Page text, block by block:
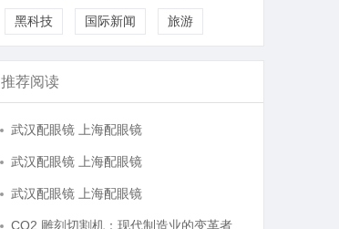
黑科技 国际新闻 旅游
推荐阅读
武汉配眼镜 上海配眼镜
武汉配眼镜 上海配眼镜
武汉配眼镜 上海配眼镜
CO2 雕刻切割机：现代制造业的变革者